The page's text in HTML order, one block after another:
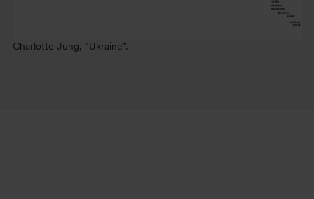
Charlotte Jung, ”Ukraine”.